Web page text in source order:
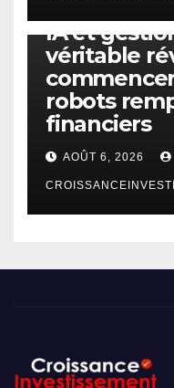
IA et
véritable
robots
financiers
AOÛT 6, 2026